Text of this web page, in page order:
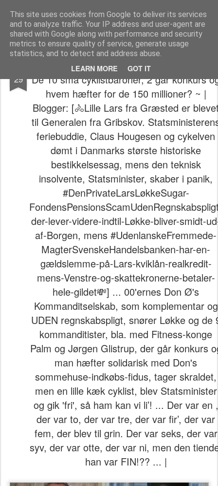
This site uses cookies from Google to deliver its services
and to analyze traffic. Your IP address and user-agent are
shared with Google along with performance and security
metrics to ensure quality of service, generate usage
statistics, and to detect and address abuse.
LEARN MORE GOT IT
The universe is eternal, infinite and vibrant, a conscious cosmos
Pages
29
BREAK-IN SATIRE | DKW | 29. Juni 2018 |
De 10 små cyklistbaroner, 2 går konkurs
hvem hæfter for de 150 millioner? ~ |
Blogger: [🚴Lille Lars fra Græsted er
til Generalen fra Gribskov.
feriebuddie, Claus Hougesen og cykelven
dømt i Danmarks største historiske
bestikkelsessag, mens den teknisk
insolvente, Statsminister, skaber i panik,
#DenPrivateLarsLøkkeSugar-
der-lever-videre-indtil-Løkke-bliver-smidt-
af-Borgen, mens #UdenlanskeFremmede-
MagterSvenskeHandelsbanken-har-en-
gældslemme-på-Lars-kviklån-realkredit-
mens-Venstre-og-skattekronerne-betaler-
hele-gildet💸] ... 00'ernes Don Ø's
Kommanditselskab, som komplementar og
UDEN regnskabspligt, snører Løkke og de
kommanditister, bla. med Fitness-konge
Palm og Jørgen Glistrup, der går konkurs
man hæfter solidarisk med Don's
sommehuse-indkøbs-fidus, tager skraldet,
men en lille kæk cyklist, blev Statsminister
og gik 'fri', så ham kan vi li’! ... Der var en ,
der var to, der var tre, der var fir’, der var
fem, der blev til grin. Der var seks, der var
syv, der var otte, der var ni, men den
han var FIN!?? ... |